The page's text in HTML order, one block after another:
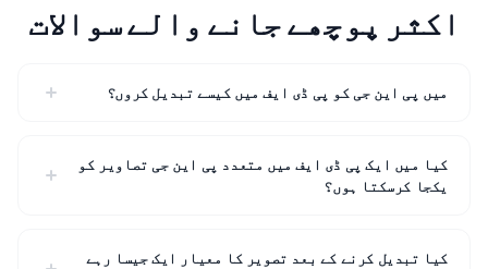
اکثر پوچھے جانے والے سوالات
میں پی این جی کو پی ڈی ایف میں کیسے تبدیل کروں؟
کیا میں ایک پی ڈی ایف میں متعدد پی این جی تصاویر کو
یکجا کرسکتا ہوں؟
کیا تبدیل کرنے کے بعد تصویر کا معیار ایک جیسا رہے